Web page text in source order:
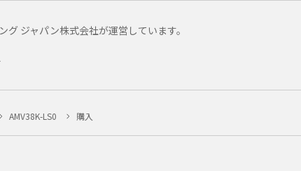
ジャパン株式会社が運営しています。
AMV38K-LS0 購入